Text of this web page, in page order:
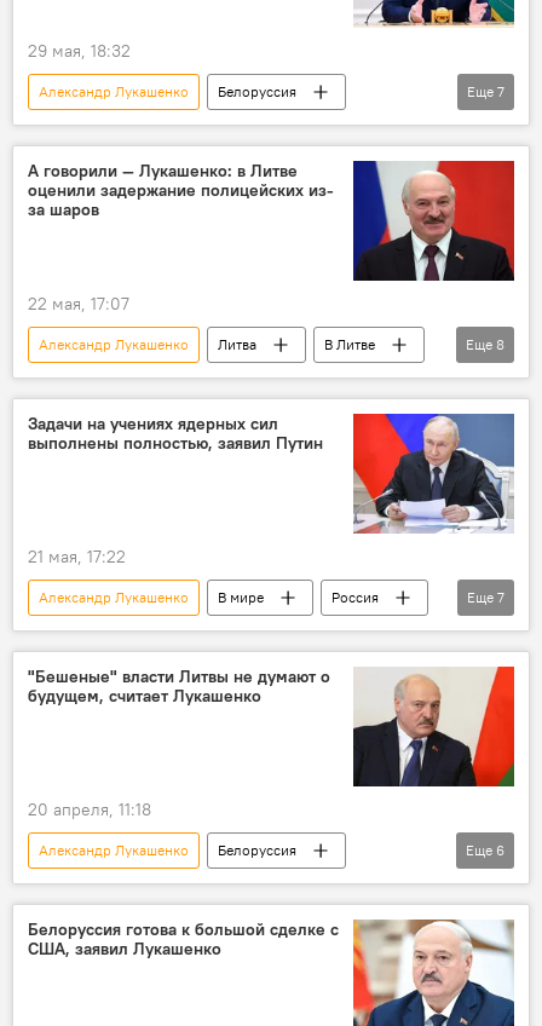
29 мая, 18:32
Александр Лукашенко
Белоруссия
удобрения
Литва
транзит
санкции
Евросоюз (ЕС)
ЕС
Еще 7
А говорили — Лукашенко: в Литве
оценили задержание полицейских из-
за шаров
22 мая, 17:07
Александр Лукашенко Литва
В Литве
Белоруссия
контрабанда сигарет
Скандал в Литве из-за метеозондов из Белоруссии
Еще 8
Задачи на учениях ядерных сил
выполнены полностью, заявил Путин
21 мая, 17:22
Александр Лукашенко В мире
Россия
Белоруссия
учения
военные учения
Владимир Путин
Политика
безопасность
Еще 7
"Бешеные" власти Литвы не думают о
будущем, считает Лукашенко
20 апреля, 11:18
Александр Лукашенко
Белоруссия
Литва
Политика
двусторонние отношения
диалог
переговоры
Европа безопасность
Еще 6
Белоруссия готова к большой сделке с
США, заявил Лукашенко